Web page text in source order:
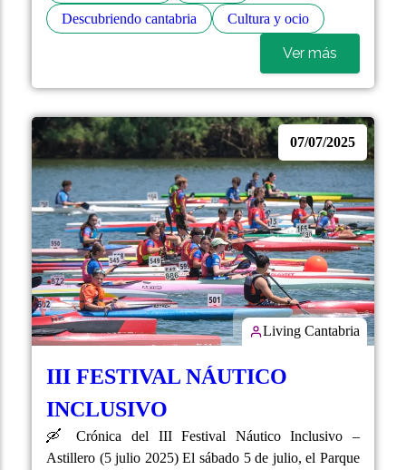
Descubriendo cantabria
Cultura y ocio
Ver más
07/07/2025
Living Cantabria
III FESTIVAL NÁUTICO
INCLUSIVO
🛶 Crónica del III Festival Náutico Inclusivo –
Astillero (5 julio 2025) El sábado 5 de julio, el Parque